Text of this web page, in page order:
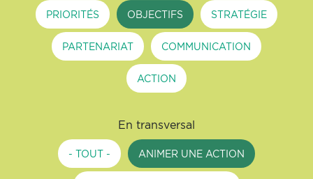
PRIORITÉS OBJECTIFS STRATÉGIE
PARTENARIAT COMMUNICATION
ACTION
En transversal
- TOUT - ANIMER UNE ACTION